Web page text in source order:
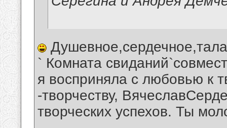
` Комната
я восприняла с любовью к
-творчеству,
творческих успехов. Ты